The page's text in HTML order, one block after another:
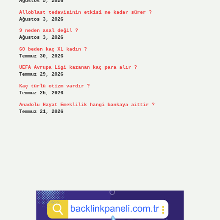
Alloblast tedavisinin etkisi ne kadar sürer ?
Ağustos 3, 2026
9 neden asal değil ?
Ağustos 3, 2026
60 beden kaç XL kadın ?
Temmuz 30, 2026
UEFA Avrupa Ligi kazanan kaç para alır ?
Temmuz 29, 2026
Kaç türlü otizm vardır ?
Temmuz 25, 2026
Anadolu Hayat Emeklilik hangi bankaya aittir ?
Temmuz 21, 2026